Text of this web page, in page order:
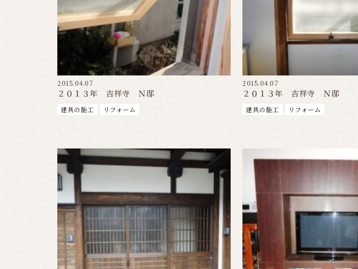
2015.04.07
２０１３年 吉祥寺 Ｎ邸
建具の施工 リフォーム
2015.04.07
２０１３年 吉祥寺 Ｎ邸
建具の施工 リフォーム